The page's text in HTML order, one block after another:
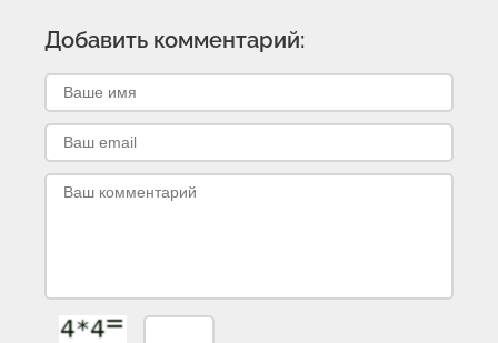
Добавить комментарий: